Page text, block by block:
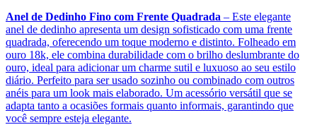
Anel de Dedinho Fino com Frente Quadrada – Este elegante
anel de dedinho apresenta um design sofisticado com uma frente
quadrada, oferecendo um toque moderno e distinto. Folheado em
ouro 18k, ele combina durabilidade com o brilho deslumbrante do
ouro, ideal para adicionar um charme sutil e luxuoso ao seu estilo
diário. Perfeito para ser usado sozinho ou combinado com outros
anéis para um look mais elaborado. Um acessório versátil que se
adapta tanto a ocasiões formais quanto informais, garantindo que
você sempre esteja elegante.